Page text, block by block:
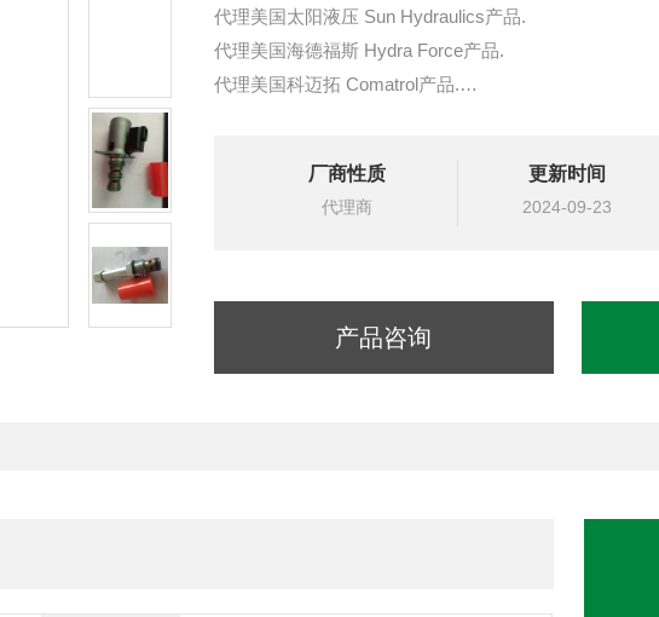
代理美国太阳液压 Sun Hydraulics产品.
代理美国海德福斯 Hydra Force产品.
代理美国科迈拓 Comatrol产品.
液压油缸，经销力士乐、派克、中国台湾北部等液压元件
厂商性质
代理商
更新时间
2024-09-23
产品咨询